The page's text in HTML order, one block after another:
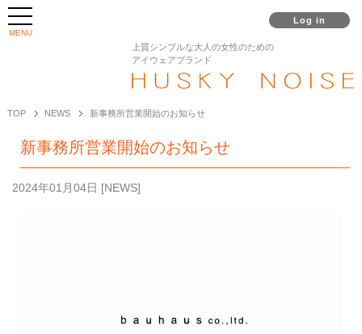
Log in
MENU
上質シンプルな大人の女性のための
アイウェアブランド
TOP NEWS 新事務所営業開始のお知らせ
新事務所営業開始のお知らせ
2024年01月04日 [NEWS]